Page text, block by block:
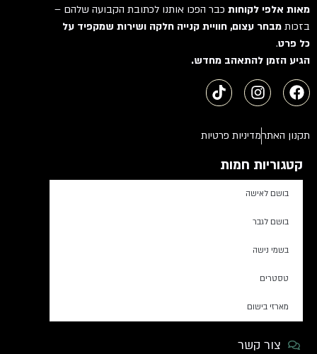
מאות אלפי לקוחותכבר הפכו אותנו לכתובת הקבועה שלהם –
בזכותמבחר עצום, חוויית קנייה חלקה ושירות שמקפיד על
כל פרט.
הגיע הזמן להתאהב מחדש.
תקנון האתרמדיניות פרטיות
קטגוריות חמות
בושם לאישה
בושם לגבר
בשמי נישה
טסטרים
מארזי בישום
צור קשר